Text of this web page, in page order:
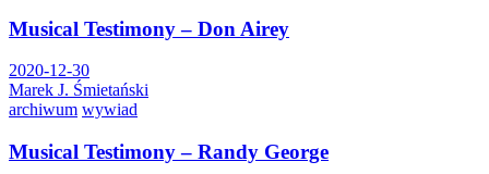
Musical Testimony – Don Airey
2020-12-30
Marek J. Śmietański
archiwum wywiad
Musical Testimony – Randy George